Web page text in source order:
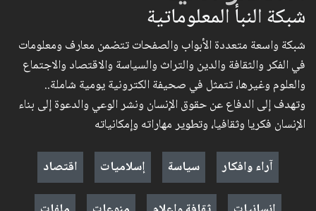
شبكة النبأ المعلوماتية
شبكة واسعة متعددة الأبواب والصفحات تتضمن معارف ومعلومات
في الفكر والثقافة والدين والتراث والسياسة والاقتصاد والاجتماع
والعلوم وغيرها، تتمثل في صحيفة الكترونية يومية شاملة..
وتهدف إلى الدفاع عن حقوق الإنسان ونشر الوعي والدعوة إلى بناء
الإنسان فكريا وثقافيا، وتطوير مهاراته وإمكانياته
آراء وافكار
سياسة إسلاميات
اقتصاد